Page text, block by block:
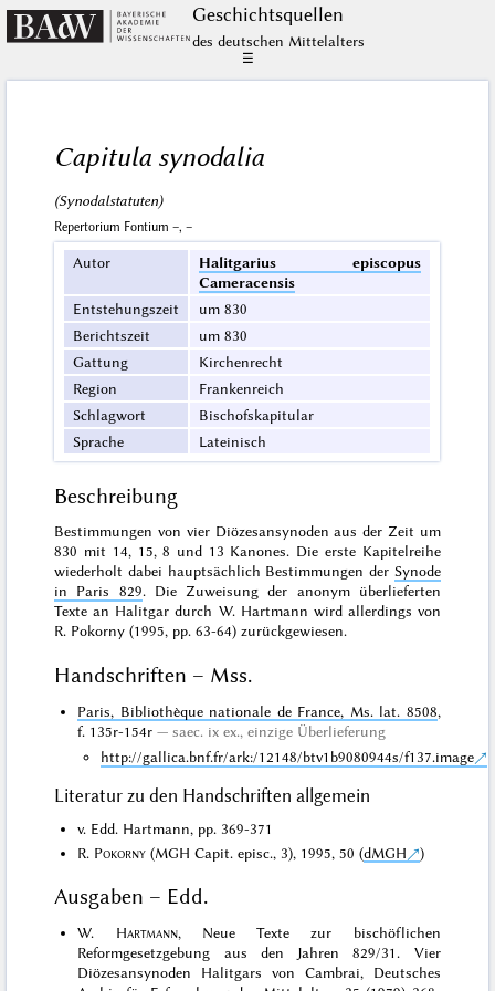
Geschichts­quellen
des deutschen Mittelalters
☰
Capitula synodalia
(Synodalstatuten)
Repertorium Fontium –, –
Autor
Halitgarius episcopus
Cameracensis
Entstehungszeit
um 830
Berichtszeit
um 830
Gattung
Kirchenrecht
Region
Frankenreich
Schlagwort
Bischofskapitular
Sprache
Lateinisch
Beschreibung
Bestimmungen von vier Diözesansynoden aus der Zeit um
830 mit 14, 15, 8 und 13 Kanones. Die erste Kapitelreihe
wiederholt dabei hauptsächlich Bestimmungen der Synode
in Paris 829. Die Zuweisung der anonym überlieferten
Texte an Halitgar durch W. Hartmann wird allerdings von
R. Pokorny (1995, pp. 63-64) zurückgewiesen.
Handschriften – Mss.
Paris, Bibliothèque nationale de France, Ms. lat. 8508,
f. 135r-154r
saec. ix ex.,einzige Überlieferung
http://gallica.bnf.fr/ark:/12148/btv1b9080944s/f137.image
Literatur zu den Handschriften allgemein
v. Edd. Hartmann, pp. 369-371
R. Pokorny (MGH Capit. episc., 3), 1995, 50 (dMGH )
Ausgaben – Edd.
W. Hartmann, Neue Texte zur bischöflichen
Reformgesetzgebung aus den Jahren 829/31. Vier
Diözesansynoden Halitgars von Cambrai, Deutsches